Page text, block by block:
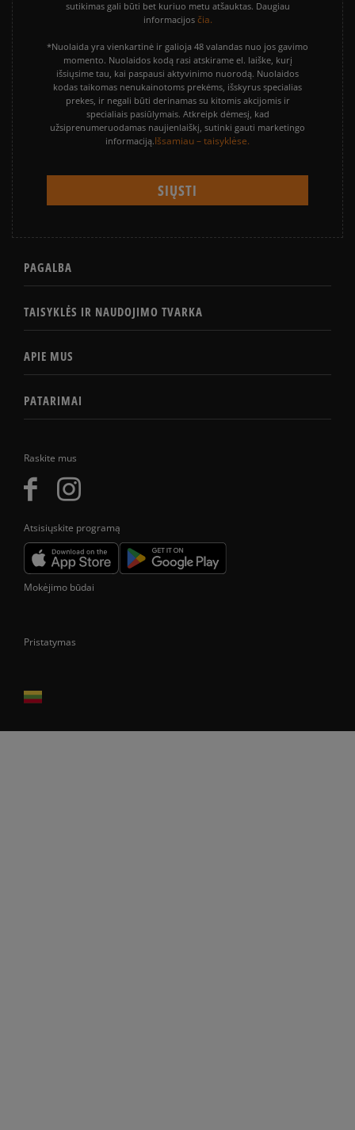
Raskite mus
Atsisiųskite programą
sutikimas gali būti bet kuriuo metu atšauktas. Daugiau
informacijos čia.
*Nuolaida yra vienkartinė ir galioja 48 valandas nuo jos gavimo
momento. Nuolaidos kodą rasi atskirame el. laiške, kurį
išsiųsime tau, kai paspausi aktyvinimo nuorodą. Nuolaidos
kodas taikomas nenukainotoms prekėms, išskyrus specialias
prekes, ir negali būti derinamas su kitomis akcijomis ir
specialiais pasiūlymais. Atkreipk dėmesį, kad
užsiprenumeruodamas naujienlaiškį, sutinki gauti marketingo
informaciją.Išsamiau – taisyklėse.
PAGALBA
TAISYKLĖS IR NAUDOJIMO TVARKA
APIE MUS
PATARIMAI
Mokėjimo būdai
Pristatymas